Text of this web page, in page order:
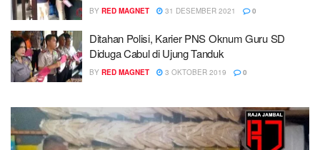
BY RED MAGNET 31 DESEMBER 2021 0
Ditahan Polisi, Karier PNS Oknum Guru SD
Diduga Cabul di Ujung Tanduk
BY RED MAGNET 3 OKTOBER 2019 0